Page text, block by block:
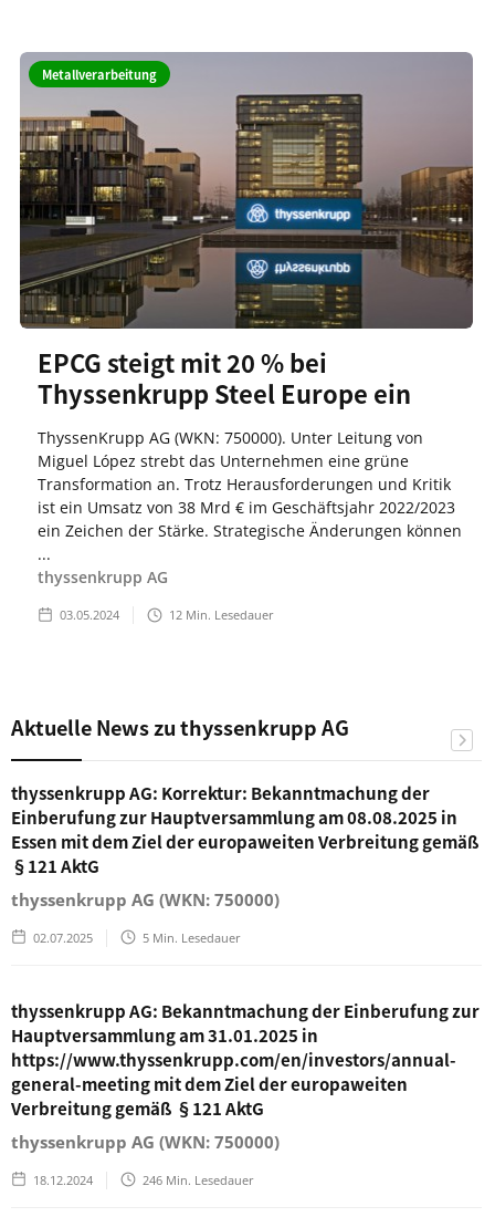
Metallverarbeitung
EPCG steigt mit 20 % bei
Thyssenkrupp Steel Europe ein
ThyssenKrupp AG (WKN: 750000). Unter Leitung von
Miguel López strebt das Unternehmen eine grüne
Transformation an. Trotz Herausforderungen und Kritik
ist ein Umsatz von 38 Mrd € im Geschäftsjahr 2022/2023
ein Zeichen der Stärke. Strategische Änderungen können
...
thyssenkrupp AG
03.05.2024 12 Min. Lesedauer
Aktuelle News zu thyssenkrupp AG
thyssenkrupp AG: Korrektur: Bekanntmachung der
Einberufung zur Hauptversammlung am 08.08.2025 in
Essen mit dem Ziel der europaweiten Verbreitung gemäß
§121 AktG
thyssenkrupp AG (WKN: 750000)
02.07.2025 5 Min. Lesedauer
thyssenkrupp AG: Bekanntmachung der Einberufung zur
Hauptversammlung am 31.01.2025 in
https://www.thyssenkrupp.com/en/investors/annual-
general-meeting mit dem Ziel der europaweiten
Verbreitung gemäß §121 AktG
thyssenkrupp AG (WKN: 750000)
18.12.2024 246 Min. Lesedauer